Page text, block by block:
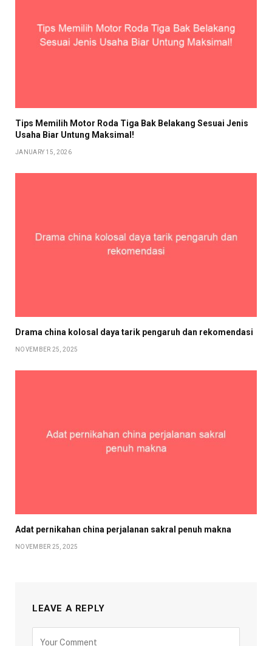
Tips Memilih Motor Roda Tiga Bak Belakang Sesuai Jenis
Usaha Biar Untung Maksimal!
JANUARY 15, 2026
Drama china kolosal daya tarik pengaruh dan rekomendasi
NOVEMBER 25, 2025
Adat pernikahan china perjalanan sakral penuh makna
NOVEMBER 25, 2025
LEAVE A REPLY